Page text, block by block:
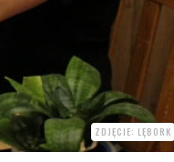
ZDJĘCIE: LĘBORK